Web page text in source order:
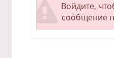
Войдите,
сообщение